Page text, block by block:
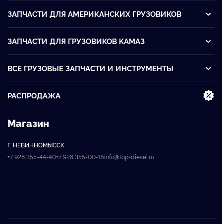
ЗАПЧАСТИ ДЛЯ АМЕРИКАНСКИХ ГРУЗОВИКОВ
ЗАПЧАСТИ ДЛЯ ГРУЗОВИКОВ KАМАЗ
ВСЕ ГРУЗОВЫЕ ЗАПЧАСТИ И ИНСТРУМЕНТЫ
РАСПРОДАЖА
Магазин
Г. НЕВИННОМЫССК
+7 928 355-44-40+7 928 355-00-15info@top-diesel.ru